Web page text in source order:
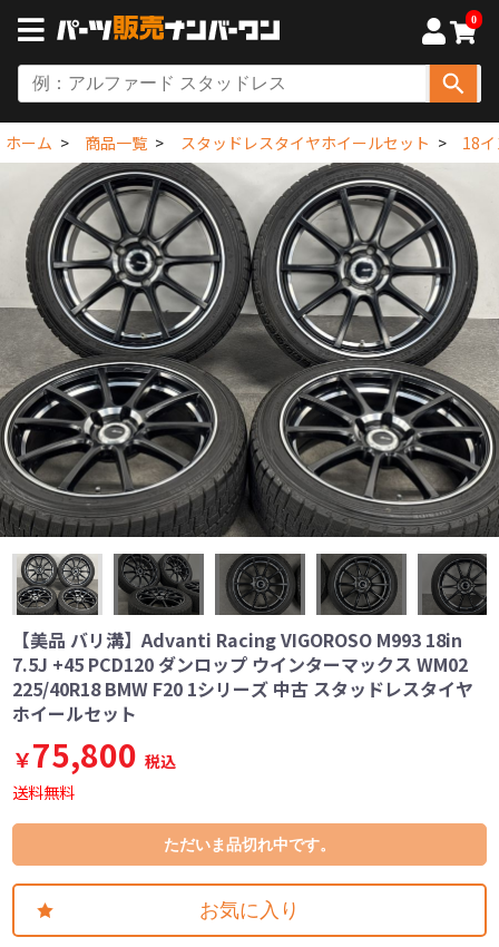
0
ホーム 商品一覧 スタッドレスタイヤホイールセット 18
【美品 バリ溝】Advanti Racing VIGOROSO M993 18in
7.5J +45 PCD120 ダンロップ ウインターマックス WM02
225/40R18 BMW F20 1シリーズ 中古 スタッドレスタイヤ
ホイールセット
￥75,800 税込
送料無料
ただいま品切れ中です。
お気に入り